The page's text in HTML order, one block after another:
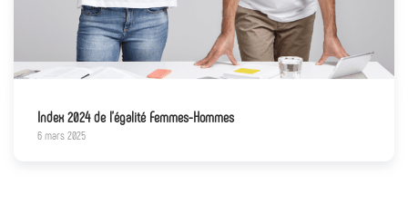
Index 2024 de l’égalité Femmes-Hommes
6 mars 2025